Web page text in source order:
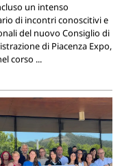
un intenso
di incontri conoscitivi e
del nuovo Consiglio di
di Piacenza Expo,
corso ...